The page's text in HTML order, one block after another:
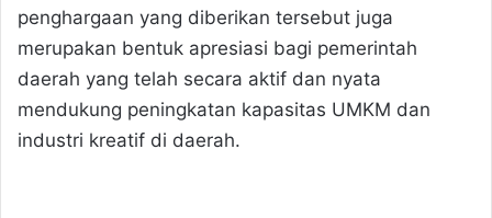
penghargaan yang diberikan tersebut juga
merupakan bentuk apresiasi bagi pemerintah
daerah yang telah secara aktif dan nyata
mendukung peningkatan kapasitas UMKM dan
industri kreatif di daerah.